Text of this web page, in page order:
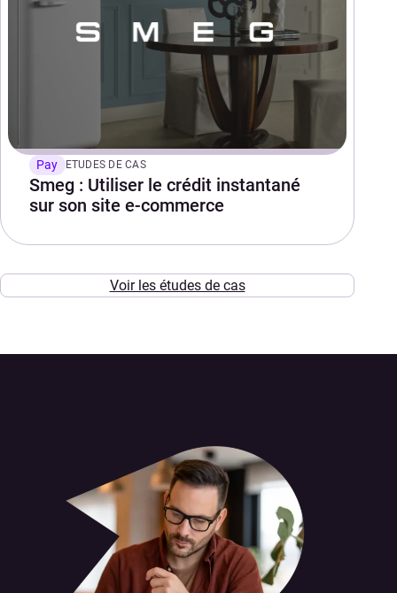
Pay ETUDES DE CAS
Smeg : Utiliser le crédit instantané
sur son site e-commerce
Voir les études de cas